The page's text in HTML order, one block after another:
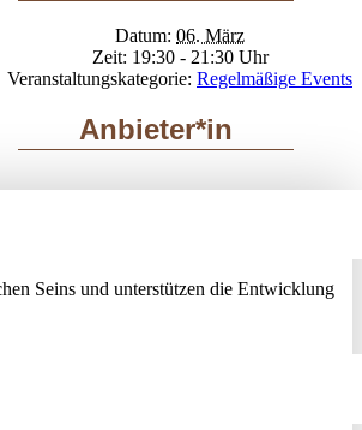
Seins und unterstützen die Entwicklung
Datum: 06. März
Zeit: 19:30 - 21:30
Veranstaltungskategorie: Regelmäßige Events
Anbieter*in